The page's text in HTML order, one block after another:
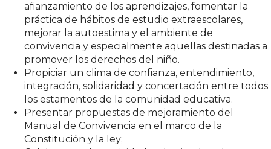
afianzamiento de los aprendizajes, fomentar la
práctica de hábitos de estudio extraescolares,
mejorar la autoestima y el ambiente de
convivencia y especialmente aquellas destinadas a
promover los derechos del niño.
Propiciar un clima de confianza, entendimiento,
integración, solidaridad y concertación entre todos
los estamentos de la comunidad educativa.
Presentar propuestas de mejoramiento del
Manual de Convivencia en el marco de la
Constitución y la ley;